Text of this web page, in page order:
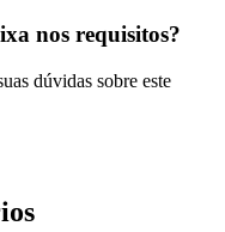
nos requisitos?
dúvidas sobre este